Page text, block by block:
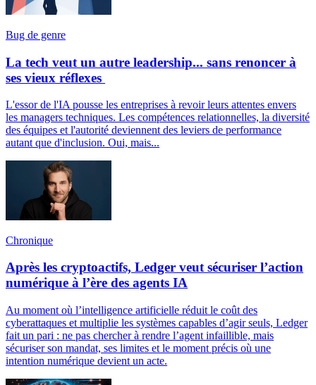
Bug de genre
La tech veut un autre leadership... sans renoncer à
ses vieux réflexes
L'essor de l'IA pousse les entreprises à revoir leurs attentes envers
les managers techniques. Les compétences relationnelles, la diversité
des équipes et l'autorité deviennent des leviers de performance
autant que d'inclusion. Oui, mais...
Chronique
Après les cryptoactifs, Ledger veut sécuriser l’action
numérique à l’ère des agents IA
Au moment où l’intelligence artificielle réduit le coût des
cyberattaques et multiplie les systèmes capables d’agir seuls, Ledger
fait un pari : ne pas chercher à rendre l’agent infaillible, mais
sécuriser son mandat, ses limites et le moment précis où une
intention numérique devient un acte.